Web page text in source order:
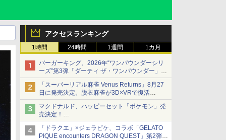
アクセスランキング
1時間 24時間 1週間 1カ月
バーガーキング、2026年“ワンパウンダーシリ
ーズ”第3弾「ダーティ ザ・ワンパウンダー」を
8月7日発売
「特製ガーリックマヨソース」を使用した超大
型チーズバーガー
「スーパーリアル麻雀 Venus Returns」8月27
日に発売決定。脱衣麻雀が3D×VRで復活
発売から2週間は20%オフになるセールが実施
マクドナルド、ハッピーセット「ポケモン」発
売決定！
ポケモン30周年記念で30匹が大集合
「ドラクエ」×ジェラピケ、コラボ「GELATO
PIQUE encounters DRAGON QUEST」第2弾が